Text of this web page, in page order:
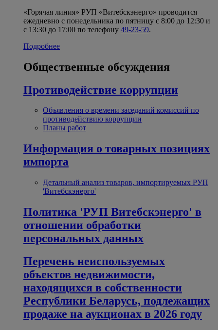
«Горячая линия» РУП «Витебскэнерго» проводится
ежедневно с понедельника по пятницу с 8:00 до 12:30 и
с 13:30 до 17:00 по телефону 49-23-59.
Подробнее
Общественные обсуждения
Противодействие коррупции
Объявления о времени заседаний комиссий по
противодействию коррупции
Планы работ
Информация о товарных позициях
импорта
Детальный анализ товаров, импортируемых РУП
'Витебскэнерго'
Политика 'РУП Витебскэнерго' в
отношении обработки
персональных данных
Перечень неиспользуемых
объектов недвижимости,
находящихся в собственности
Республики Беларусь, подлежащих
продаже на аукционах в 2026 году